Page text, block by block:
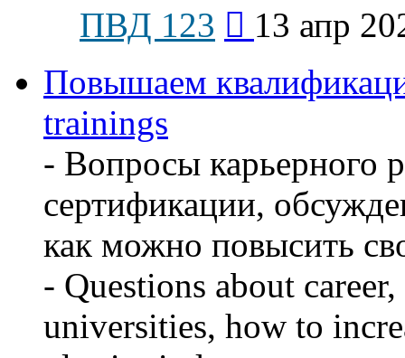
ПВД 123
последнему
13 апр
Повышаем
trainings
- Вопросы карьерного
сертификации,
как можно повысить
- Questions about
universities, how to